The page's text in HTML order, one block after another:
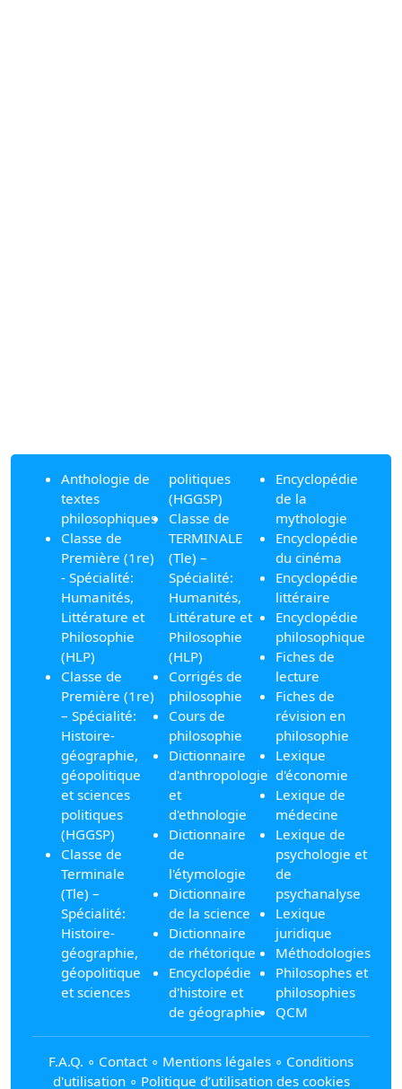
Anthologie de
textes
philosophiques
Classe de
Première (1re)
- Spécialité:
Humanités,
Littérature et
Philosophie
(HLP)
Classe de
Première (1re)
– Spécialité:
Histoire-
géographie,
géopolitique
et sciences
politiques
(HGGSP)
Classe de
Terminale
(Tle) –
Spécialité:
Histoire-
géographie,
géopolitique
et sciences
politiques
(HGGSP)
Classe de
TERMINALE
(Tle) –
Spécialité:
Humanités,
Littérature et
Philosophie
(HLP)
Corrigés de
philosophie
Cours de
philosophie
Dictionnaire
d'anthropologie
et
d'ethnologie
Dictionnaire
de
l'étymologie
Dictionnaire
de la science
Dictionnaire
de rhétorique
Encyclopédie
d'histoire et
de géographie
Encyclopédie
de la
mythologie
Encyclopédie
du cinéma
Encyclopédie
littéraire
Encyclopédie
philosophique
Fiches de
lecture
Fiches de
révision en
philosophie
Lexique
d'économie
Lexique de
médecine
Lexique de
psychologie et
de
psychanalyse
Lexique
juridique
Méthodologies
Philosophes et
philosophies
QCM
F.A.Q. ∘ Contact ∘ Mentions légales ∘ Conditions
d'utilisation∘ Politique d’utilisation des cookies